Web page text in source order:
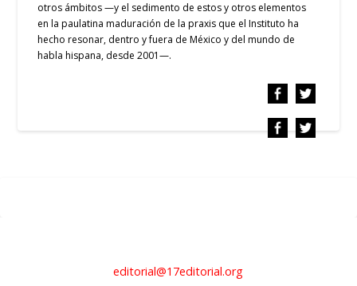
otros ámbitos —y el sedimento de estos y otros elementos
en la paulatina maduración de la praxis que el Instituto ha
hecho resonar, dentro y fuera de México y del mundo de
habla hispana, desde 2001—.
editorial@17editorial.org